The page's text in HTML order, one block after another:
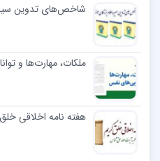
شاخص‌های تدوین
ملکات، مهارت‌ها و
هفته نامه اخلاقی خلق